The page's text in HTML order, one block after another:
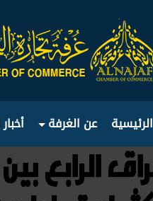
الرئيسية عن الغرفة